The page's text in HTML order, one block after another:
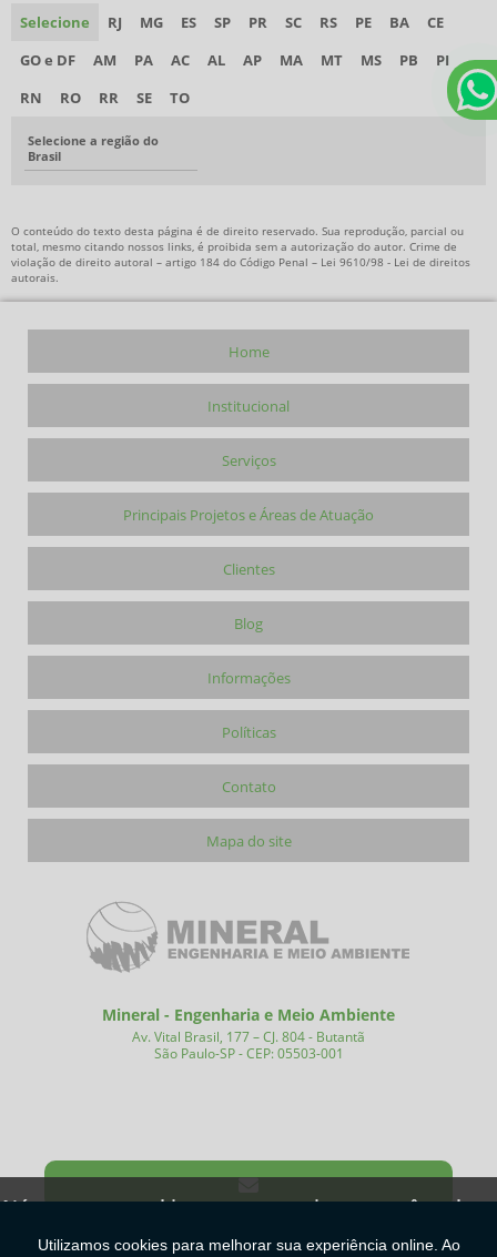
Selecione RJ MG ES SP PR SC RS PE BA
CE
GO e DF
AM PA AC AL AP MA MT MS PB
PI
RN
RO RR SE TO
Selecione a região do
Brasil
O conteúdo do texto desta página é de direito reservado. Sua reprodução, parcial ou
total, mesmo citando nossos links, é proibida sem a autorização do autor. Crime de
violação de direito autoral – artigo 184 do Código Penal – Lei 9610/98 - Lei de direitos
autorais.
Home
Institucional
Serviços
Principais Projetos e Áreas de Atuação
Clientes
Blog
Informações
Políticas
Contato
Mapa do site
Mineral - Engenharia e Meio Ambiente
Av. Vital Brasil, 177 – CJ. 804 - Butantã
São Paulo-SP - CEP: 05503-001
Nós usamos cookies para garantir que você tenha a
melhor experiência em nosso site.